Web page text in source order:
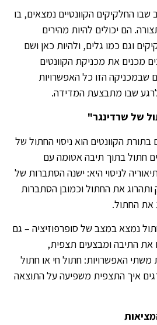
שבו החלקיקים הקוונטיים נמצאים, בו
הם יכולים להיות מהירים
וגם כמו גלים, ולהיות כאן ושם
מכנים את מכניקת הקוונטים
שבמכניקה הזו כל האפשרויות
שבו מתבצעת המדידה.
של שרדינגר"
הקוונטים הוא ניסוי החתול של
חתול בתוך תיבה אטומה עם
לניסוי היא: ישנה הסתברות של
ותהרוג את החתול וכמובן הסתברות
נמצא במצב של סופרפוזיציה – גם
את התיבה ומבצעים תצפית,
האפשרויות: חתול חי או חתול
איך התצפית משפיעה על התוצאה